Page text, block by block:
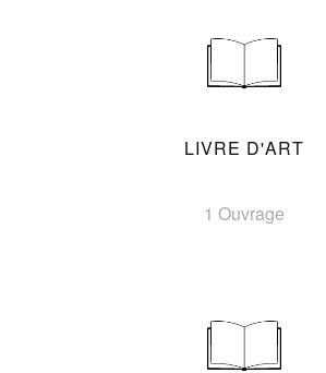
LIVRE D'ART
1 Ouvrage